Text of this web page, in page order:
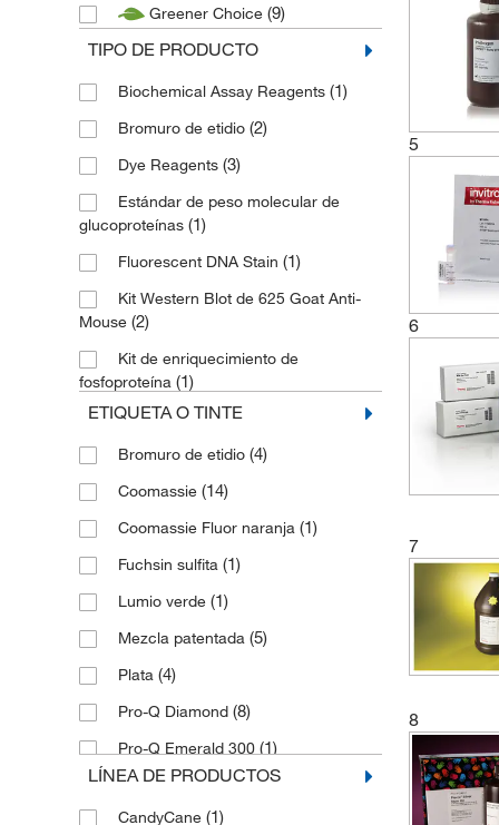
Thermo Scientific(28)
Greener Choice (9)
TIPO DE PRODUCTO
Biochemical Assay Reagents (1)
Bromuro de etidio (2)
Dye Reagents (3)
Estándar de peso molecular de
glucoproteínas (1)
Fluorescent DNA Stain (1)
Kit Western Blot de 625 Goat Anti-
Mouse (2)
Kit de enriquecimiento de
fosfoproteína (1)
Kit de ensayo de cambio de
movilidad electroforética (EMSA)
Gel Fusion(1)
Kit de inicio de tinción para geles de
ADN
(1)
Kit de inicio de tinción para geles de
Kit de tinción de glucoproteínas
Kit de tinción de proteínas
ETIQUETA O TINTE
Bromuro de etidio (4)
Coomassie (14)
Coomassie Fluor naranja (1)
Fuchsin sulfita (1)
Lumio verde (1)
Mezcla patentada (5)
Plata (4)
Pro-Q Diamond (8)
Pro-Q Emerald 300 (1)
Pro-Q Emerald 300(1)
LÍNEA DE PRODUCTOS
CandyCane (1)
5
6
7
8